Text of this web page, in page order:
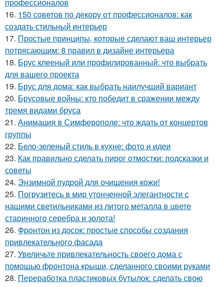
16. 150 советов по декору от профессионалов: как
создать стильный интерьер
17. Простые принципы, которые сделают ваш интерьер
потрясающим: 8 правил в дизайне интерьера
18. Брус клееный или профилированный: что выбрать
для вашего проекта
19. Брус для дома: как выбрать наилучший вариант
20. Брусовые войны: кто победит в сражении между
тремя видами бруса
21. Анимация в Симферополе: что ждать от концертов
группы
22. Бело-зеленый стиль в кухне: фото и идеи
23. Как правильно сделать пирог отмостки: подсказки и
советы
24. Энзимной пудрой для очищения кожи!
25. Погрузитесь в мир утонченной элегантности с
нашими светильниками из литого металла в цвете
старинного серебра и золота!
26. Фронтон из досок: простые способы создания
привлекательного фасада
27. Увеличьте привлекательность своего дома с
помощью фронтона крыши, сделанного своими руками
28. Переработка пластиковых бутылок: сделать свою